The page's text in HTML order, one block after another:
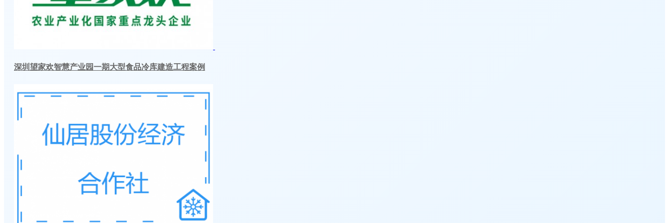
深圳望家欢智慧产业园一期大型食品冷库建造工程案例